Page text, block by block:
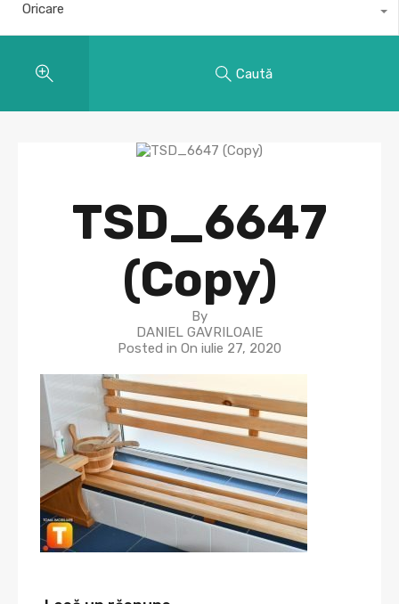
Oricare
Caută
TSD_6647
(Copy)
By
DANIEL GAVRILOAIE
Posted in On iulie 27, 2020